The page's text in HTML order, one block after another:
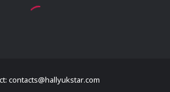
contacts@hallyukstar.com